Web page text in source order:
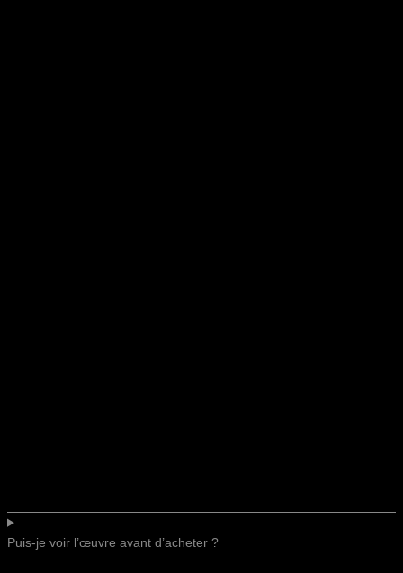
Puis-je voir l’œuvre avant d’acheter ?